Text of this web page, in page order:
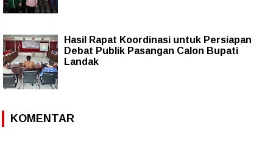
Hasil Rapat Koordinasi untuk Persiapan
Debat Publik Pasangan Calon Bupati
Landak
KOMENTAR